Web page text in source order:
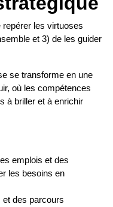
repérer les virtuoses
et 3) de les guider
se transforme en une
où les compétences
à briller et à enrichir
emplois et des
les besoins en
et des parcours